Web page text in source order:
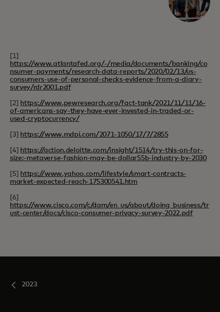
[1]
https://www.atlantafed.org/-/media/documents/banking/co
nsumer-payments/research-data-reports/2020/02/13/us-
consumers-use-of-personal-checks-evidence-from-a-diary-
survey/rdr2001.pdf
[2] https://www.pewresearch.org/fact-tank/2021/11/11/16-
of-americans-say-they-have-ever-invested-in-traded-or-
used-cryptocurrency/
[3] https://www.mdpi.com/2071-1050/17/7/2855
[4] https://action.deloitte.com/insight/1514/try-this-on-for-
size:-metaverse-fashion-may-be-dollar55b-industry-by-2030
[5] https://www.yahoo.com/lifestyle/smart-contracts-
market-expected-reach-175300541.htm
[6]
https://www.cisco.com/c/dam/en_us/about/doing_business/tr
ust-center/docs/cisco-consumer-privacy-survey-2022.pdf
2023